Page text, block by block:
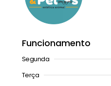
Funcionamento
Segunda
Terça